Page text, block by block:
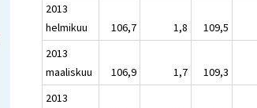
2013
helmikuu
106,7 1,8 109,5
2013
maaliskuu
106,9 1,7 109,3
2013